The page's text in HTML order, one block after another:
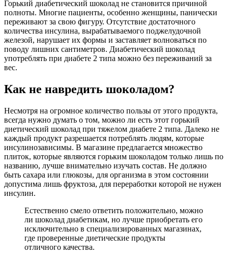
Горький диабетический шоколад не становится причиной
полноты. Многие пациенты, особенно женщины, панически
переживают за свою фигуру. Отсутствие достаточного
количества инсулина, вырабатываемого поджелудочной
железой, нарушает их формы и заставляет волноваться по
поводу лишних сантиметров. Диабетический шоколад
употреблять при диабете 2 типа можно без переживаний за
вес.
Как не навредить шоколадом?
Несмотря на огромное количество пользы от этого продукта,
всегда нужно думать о том, можно ли есть этот горький
диетический шоколад при тяжелом диабете 2 типа. Далеко не
каждый продукт разрешается потреблять людям, которые
инсулинозависимы. В магазине предлагается множество
плиток, которые являются горьким шоколадом только лишь по
названию, лучше внимательно изучать состав. Не должно
быть сахара или глюкозы, для организма в этом состоянии
допустима лишь фруктоза, для переработки которой не нужен
инсулин.
Естественно смело ответить положительно, можно
ли шоколад диабетикам, но лучше приобретать его
исключительно в специализированных магазинах,
где проверенные диетические продукты
отличного качества.